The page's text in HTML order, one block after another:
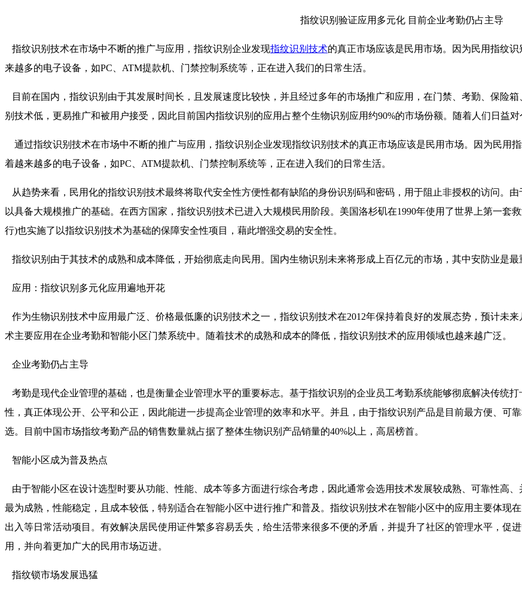
指纹识别验证应用多元化 目前企业考勤仍占主导
指纹识别技术在市场中不断的推广与应用，指纹识别企业发现指纹识别技术的真正市场应该是民用市场。因为民用指纹
来越多的电子设备，如PC、ATM提款机、门禁控制系统等，正在进入我们的日常生活。
目前在国内，指纹识别由于其发展时间长，且发展速度比较快，并且经过多年的市场推广和应用，在门禁、考勤、保险
别技术低，更易推广和被用户接受，因此目前国内指纹识别的应用占整个生物识别应用约90%的市场份额。随着人们日益
通过指纹识别技术在市场中不断的推广与应用，指纹识别企业发现指纹识别技术的真正市场应该是民用市场。因为民用
着越来越多的电子设备，如PC、ATM提款机、门禁控制系统等，正在进入我们的日常生活。
从趋势来看，民用化的指纹识别技术最终将取代安全性方便性都有缺陷的身份识别码和密码，用于阻止非授权的访问。
以具备大规模推广的基础。在西方国家，指纹识别技术已进入大规模民用阶段。美国洛杉矶在1990年使用了世界上第一套
行)也实施了以指纹识别技术为基础的保障安全性项目，藉此增强交易的安全性。
指纹识别由于其技术的成熟和成本降低，开始彻底走向民用。国内生物识别未来将形成上百亿元的市场，其中安防业是最
应用：指纹识别多元化应用遍地开花
作为生物识别技术中应用最广泛、价格最低廉的识别技术之一，指纹识别技术在2012年保持着良好的发展态势，预计未
术主要应用在企业考勤和智能小区门禁系统中。随着技术的成熟和成本的降低，指纹识别技术的应用领域也越来越广泛。
企业考勤仍占主导
考勤是现代企业管理的基础，也是衡量企业管理水平的重要标志。基于指纹识别的企业员工考勤系统能够彻底解决传统
性，真正体现公开、公平和公正，因此能进一步提高企业管理的效率和水平。并且，由于指纹识别产品是目前最方便、可
选。目前中国市场指纹考勤产品的销售数量就占据了整体生物识别产品销量的40%以上，高居榜首。
智能小区成为普及热点
由于智能小区在设计选型时要从功能、性能、成本等多方面进行综合考虑，因此通常会选用技术发展较成熟、可靠性高
最为成熟，性能稳定，且成本较低，特别适合在智能小区中进行推广和普及。指纹识别技术在智能小区中的应用主要体现
出入等日常活动项目。有效解决居民使用证件繁多容易丢失，给生活带来很多不便的矛盾，并提升了社区的管理水平，促
用，并向着更加广大的民用市场迈进。
指纹锁市场发展迅猛